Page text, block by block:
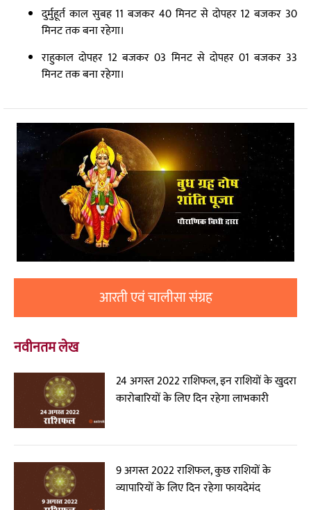
दुर्मुहूर्त काल सुबह 11 बजकर 40 मिनट से दोपहर 12 बजकर 30
मिनट तक बना रहेगा।
राहुकाल दोपहर 12 बजकर 03 मिनट से दोपहर 01 बजकर 33
मिनट तक बना रहेगा।
आरती एवं चालीसा संग्रह
नवीनतम लेख
24 अगस्त 2022 राशिफल, इन राशियों के खुदरा
कारोबारियों के लिए दिन रहेगा लाभकारी
9 अगस्त 2022 राशिफल, कुछ राशियों के
व्यापारियों के लिए दिन रहेगा फायदेमंद